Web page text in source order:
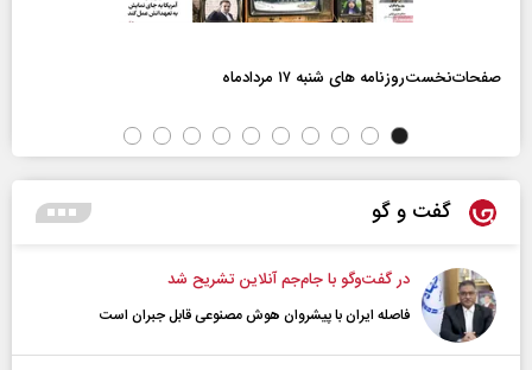
صفحات‌نخست‌روزنامه ها‌ی شنبه ۱۷ مردادماه
گفت و گو
در گفت‌و‌گو با جام‌جم آنلاین تشریح شد
فاصله ایران با پیشرو‌ان هوش مصنوعی قابل جبران است